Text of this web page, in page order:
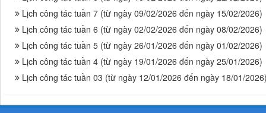
Lịch công tác tuần 7 (từ ngày 09/02/2026 đến ngày 15/02/2026)
Lịch công tác tuần 6 (từ ngày 02/02/2026 đến ngày 08/02/2026)
Lịch công tác tuần 5 (từ ngày 26/01/2026 đến ngày 01/02/2026)
Lịch công tác tuần 4 (từ ngày 19/01/2026 đến ngày 25/01/2026)
Lịch công tác tuần 03 (từ ngày 12/01/2026 đến ngày 18/01/